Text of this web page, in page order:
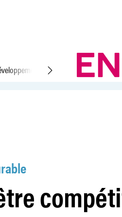
durable Droit du travail